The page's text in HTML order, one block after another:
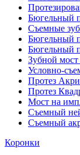
Бюгельный
Съемные
Бюгельный
Бюгельный
Зубной
Условно-
Протез
Протез
Мост на
Съемный
Съемный
Коронки